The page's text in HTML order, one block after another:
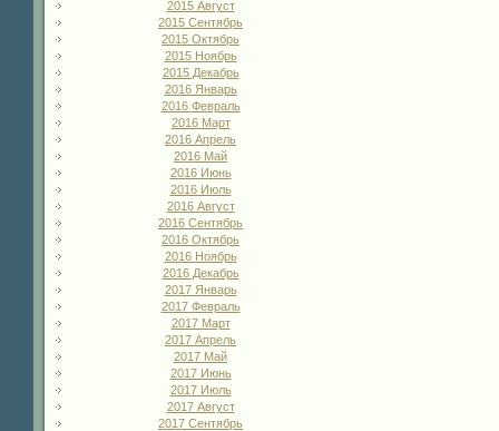
2015 Август
2015 Сентябрь
2015 Октябрь
2015 Ноябрь
2015 Декабрь
2016 Январь
2016 Февраль
2016 Март
2016 Апрель
2016 Май
2016 Июнь
2016 Июль
2016 Август
2016 Сентябрь
2016 Октябрь
2016 Ноябрь
2016 Декабрь
2017 Январь
2017 Февраль
2017 Март
2017 Апрель
2017 Май
2017 Июнь
2017 Июль
2017 Август
2017 Сентябрь